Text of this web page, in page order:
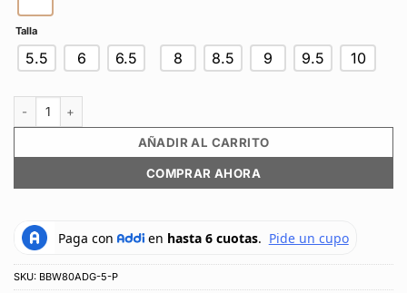
Talla
5.5 6 6.5 8 8.5 9 9.5 10
Tenis Zapatillas Marca New Balance 80 Original Blanco Mujer cantidad
AÑADIR AL CARRITO
COMPRAR AHORA
SKU: BBW80ADG-5-P